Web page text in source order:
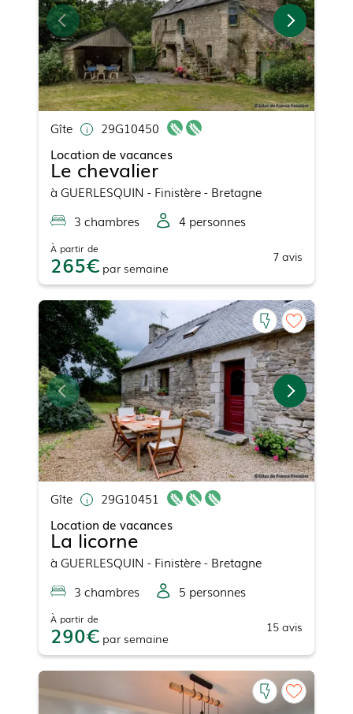
Gîte
29G10450
Location de vacances
Le chevalier
à GUERLESQUIN - Finistère - Bretagne
3 chambres 4 personnes
À partir de
265 par semaine
7 avis
Gîte
29G10451
Location de vacances
La licorne
à GUERLESQUIN - Finistère - Bretagne
3 chambres 5 personnes
À partir de
290 par semaine
15 avis